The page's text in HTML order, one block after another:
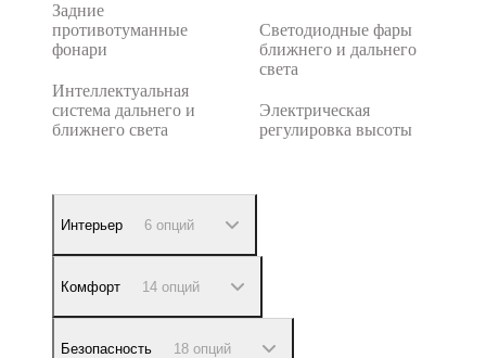
Задние
противотуманные
фонари
Интеллектуальная
система дальнего и
ближнего света
Светодиодные фары
ближнего и дальнего
света
Электрическая
регулировка высоты
Интерьер 6 опций
Комфорт 14 опций
Безопасность 18 опций